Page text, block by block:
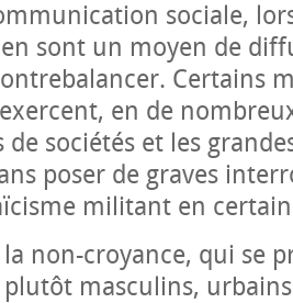
sociale,
sont un moyen de
Certains
en de
de sociétés et les
poser de graves
militant en
la non-croyance, qui se
masculins,